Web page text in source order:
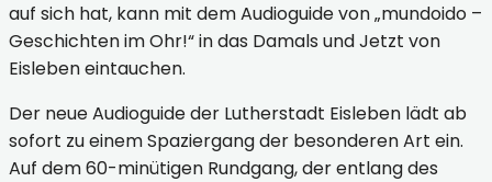
auf sich hat, kann mit dem Audioguide von „mundoido –
Geschichten im Ohr!“ in das Damals und Jetzt von
Eisleben eintauchen.
Der neue Audioguide der Lutherstadt Eisleben lädt ab
sofort zu einem Spaziergang der besonderen Art ein.
Auf dem 60-minütigen Rundgang, der entlang des